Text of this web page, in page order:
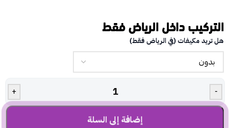
التركيب داخل الرياض فقط
هل تريد مكيفات (في الرياض فقط)
-
+
إضافة إلى السلة